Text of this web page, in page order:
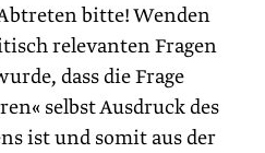
bitte! Wenden
relevanten Fragen
dass die Frage
selbst Ausdruck des
ist und somit aus der